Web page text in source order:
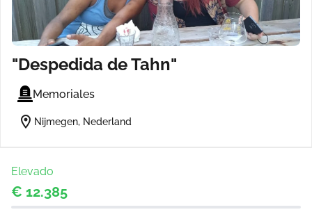
"Despedida de Tahn"
Memoriales
location_on Nijmegen, Nederland
Elevado
€ 12.385